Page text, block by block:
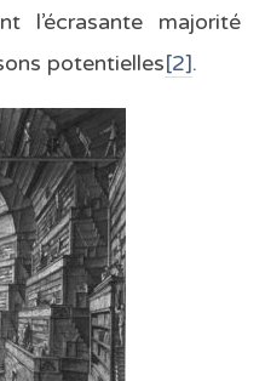
l’écrasante majorité
potentielles[2].